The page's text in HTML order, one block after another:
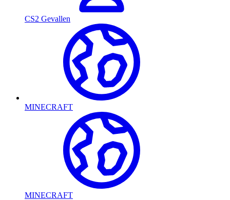
CS2 Gevallen
MINECRAFT
MINECRAFT